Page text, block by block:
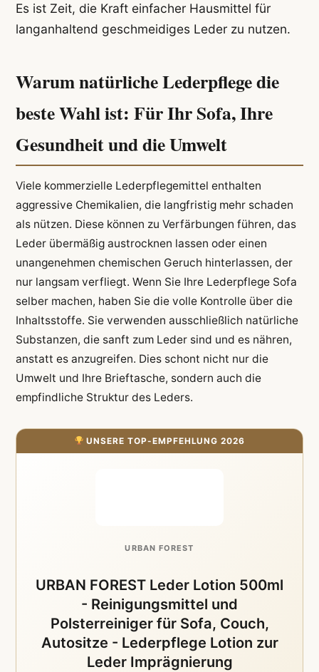
Es ist Zeit, die Kraft einfacher Hausmittel für
langanhaltend geschmeidiges Leder zu nutzen.
Warum natürliche Lederpflege die
beste Wahl ist: Für Ihr Sofa, Ihre
Gesundheit und die Umwelt
Viele kommerzielle Lederpflegemittel enthalten
aggressive Chemikalien, die langfristig mehr schaden
als nützen. Diese können zu Verfärbungen führen, das
Leder übermäßig austrocknen lassen oder einen
unangenehmen chemischen Geruch hinterlassen, der
nur langsam verfliegt. Wenn Sie Ihre Lederpflege Sofa
selber machen, haben Sie die volle Kontrolle über die
Inhaltsstoffe. Sie verwenden ausschließlich natürliche
Substanzen, die sanft zum Leder sind und es nähren,
anstatt es anzugreifen. Dies schont nicht nur die
Umwelt und Ihre Brieftasche, sondern auch die
empfindliche Struktur des Leders.
UNSERE TOP-EMPFEHLUNG 2026
URBAN FOREST
URBAN FOREST Leder Lotion 500ml
- Reinigungsmittel und
Polsterreiniger für Sofa, Couch,
Autositze - Lederpflege Lotion zur
Leder Imprägnierung